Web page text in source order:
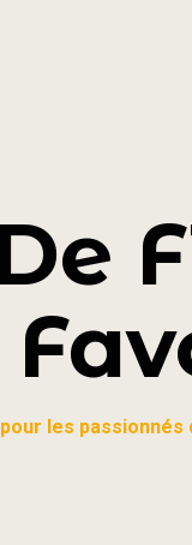
les passionnés